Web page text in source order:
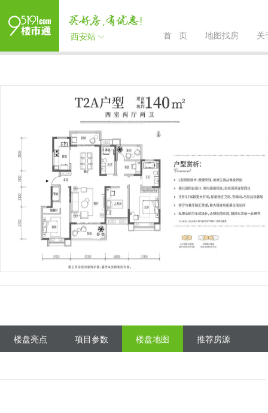
西安站 首 页 地图找房 关
楼盘亮点 项目参数 楼盘地图 推荐房源